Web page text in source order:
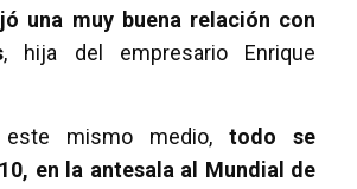
una muy buena relación con
, hija del empresario Enrique
mismo medio, todo se
en la antesala al Mundial de